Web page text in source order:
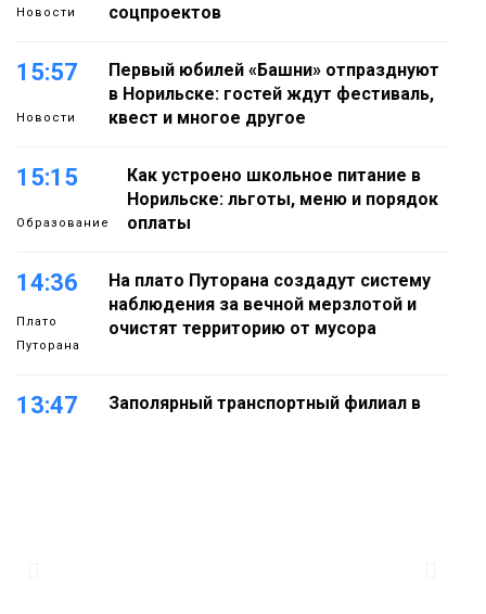
Новости
соцпроектов
15:57
Новости
Первый юбилей «Башни» отпразднуют
в Норильске: гостей ждут фестиваль,
квест и многое другое
15:15
Образование
Как устроено школьное питание в
Норильске: льготы, меню и порядок
оплаты
14:36
Плато
Путорана
На плато Путорана создадут систему
наблюдения за вечной мерзлотой и
очистят территорию от мусора
13:47
Заполярный транспортный филиал в